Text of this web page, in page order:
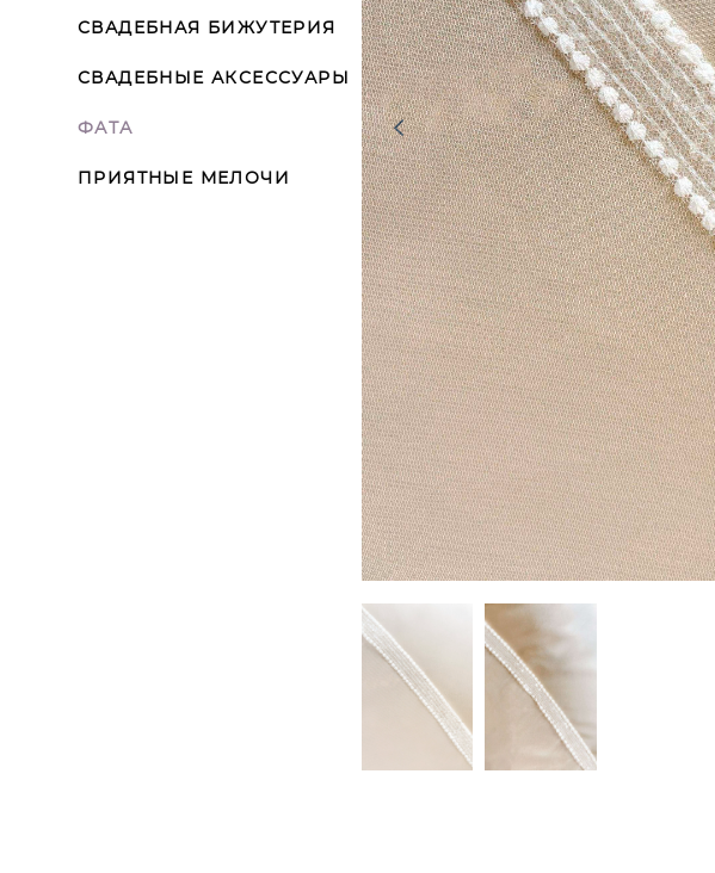
СВАДЕБНАЯ БИЖУТЕРИЯ
СВАДЕБНЫЕ АКСЕССУАРЫ
ФАТА
ПРИЯТНЫЕ МЕЛОЧИ